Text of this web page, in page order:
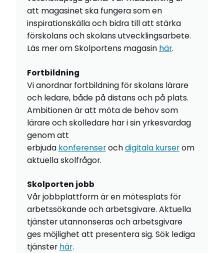
att magasinet ska fungera som en
inspirationskälla och bidra till att stärka
förskolans och skolans utvecklingsarbete.
Läs mer om Skolportens magasin här.
Fortbildning
Vi anordnar fortbildning för skolans lärare
och ledare, både på distans och på plats.
Ambitionen är att möta de behov som
lärare och skolledare har i sin yrkesvardag
genom att
erbjuda konferenserochdigitala kurserom
aktuella skolfrågor.
Skolporten jobb
Vår jobbplattform är en mötesplats för
arbetssökande och arbetsgivare. Aktuella
tjänster utannonseras och arbetsgivare
ges möjlighet att presentera sig. Sök lediga
tjänster här.